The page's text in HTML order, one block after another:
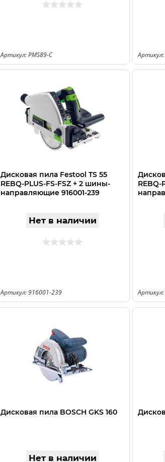
Артикул: PMS89-C
Дисковая пила Festool TS 55
REBQ-PLUS-FS-FSZ + 2 шины-
направляющие 916001-239
Нет в наличии
Артикул: 916001-239
REBQ-
Дисковая пила BOSCH GKS 160
Нет в наличии